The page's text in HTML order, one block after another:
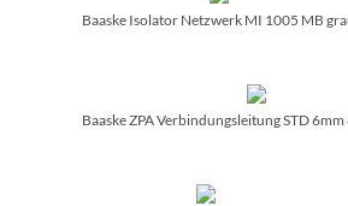
Baaske Isolator Netzwerk MI 1005 MB
Baaske ZPA Verbindungsleitung STD